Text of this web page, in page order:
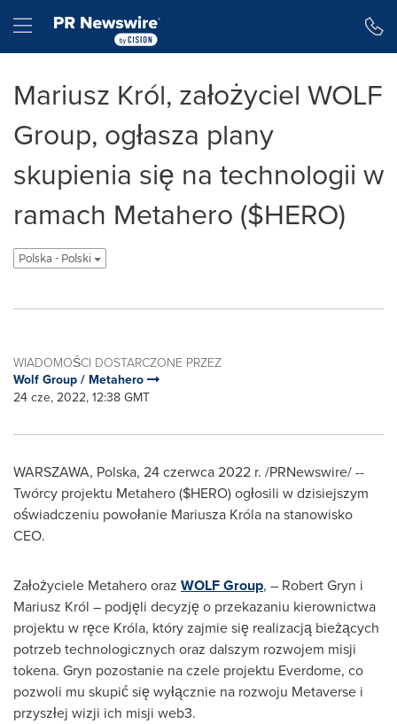
Hamburger menu
Mariusz Król, założyciel WOLF
Group, ogłasza plany
skupienia się na technologii w
ramach Metahero ($HERO)
Polska - Polski
WIADOMOŚCI DOSTARCZONE PRZEZ
Wolf Group / Metahero
24 cze, 2022, 12:38 GMT
WARSZAWA, Polska, 24 czerwca 2022 r. /PRNewswire/ --
Twórcy projektu Metahero ($HERO) ogłosili w dzisiejszym
oświadczeniu powołanie Mariusza Króla na stanowisko
CEO.
Założyciele Metahero oraz WOLF Group, – Robert Gryn i
Mariusz Król – podjęli decyzję o przekazaniu kierownictwa
projektu w ręce Króla, który zajmie się realizacją bieżących
potrzeb technologicznych oraz dalszym rozwojem misji
tokena. Gryn pozostanie na czele projektu Everdome, co
pozwoli mu skupić się wyłącznie na rozwoju Metaverse i
przyszłej wizji ich misji web3.